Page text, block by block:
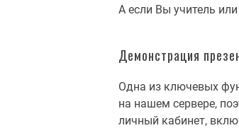
А если Вы учитель
Демонстрация
Одна из ключевых
на нашем сервере,
личный кабинет,